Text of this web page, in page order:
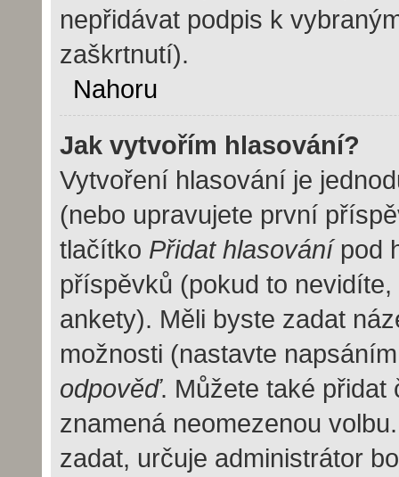
nepřidávat podpis k
zaškrtnutí).
Nahoru
Jak vytvořím hlasování?
Vytvoření hlasování je
(nebo upravujete první
tlačítko Přidat hlasovánípod
příspěvků (pokud to
ankety). Měli byste zadat
možnosti (nastavte
odpověď. Můžete také přidat
znamená neomezenou
zadat, určuje administrátor